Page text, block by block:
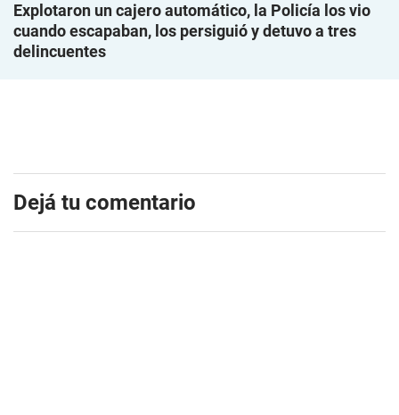
Explotaron un cajero automático, la Policía los vio
cuando escapaban, los persiguió y detuvo a tres
delincuentes
Dejá tu comentario